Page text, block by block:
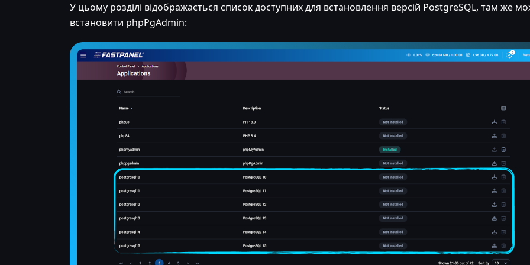
У цьому розділі відображається список доступних для встановлення версій PostgreSQL, там же
встановити phpPgAdmin: